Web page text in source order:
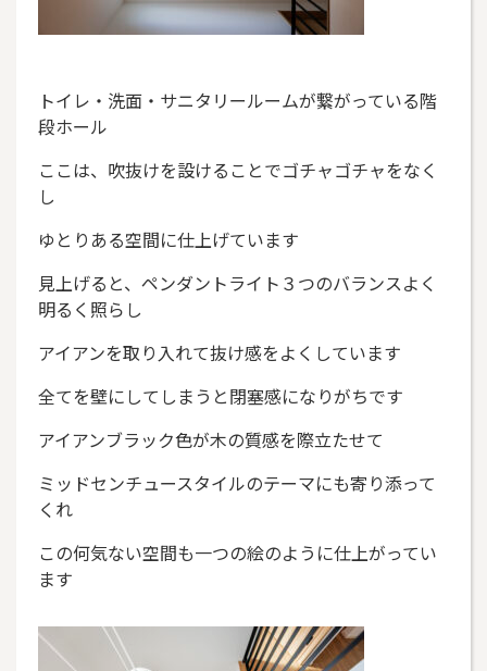
トイレ・洗面・サニタリールームが繋がっている階
段ホール
ここは、吹抜けを設けることでゴチャゴチャをなく
し
ゆとりある空間に仕上げています
見上げると、ペンダントライト３つのバランスよく
明るく照らし
アイアンを取り入れて抜け感をよくしています
全てを壁にしてしまうと閉塞感になりがちです
アイアンブラック色が木の質感を際立たせて
ミッドセンチュースタイルのテーマにも寄り添って
くれ
この何気ない空間も一つの絵のように仕上がってい
ます